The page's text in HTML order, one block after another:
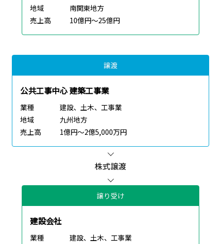
地域
南関東地方
売上高
10億円～25億円
譲渡
公共工事中心 建築工事業
業種
建設、土木、工事業
地域
九州地方
売上高
1億円～2億5,000万円
株式譲渡
譲り受け
建設会社
業種
建設、土木、工事業